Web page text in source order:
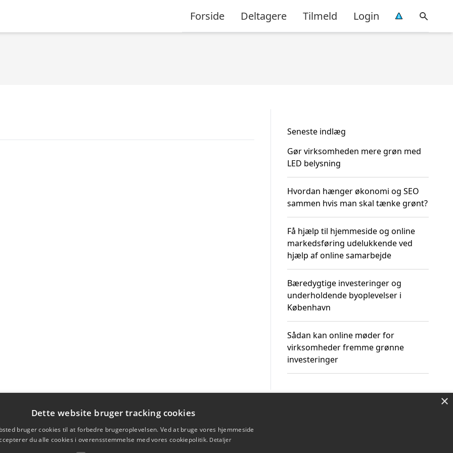
Forside Deltagere Tilmeld Login
Seneste indlæg
Gør virksomheden mere grøn med
LED belysning
Hvordan hænger økonomi og SEO
sammen hvis man skal tænke grønt?
Få hjælp til hjemmeside og online
markedsføring udelukkende ved
hjælp af online samarbejde
Bæredygtige investeringer og
underholdende byoplevelser i
København
Sådan kan online møder for
virksomheder fremme grønne
investeringer
×
Dette website bruger tracking cookies
bruger cookies til at forbedre brugeroplevelsen. Ved at bruge vores hjemmeside
du alle cookies i overensstemmelse med vores cookiepolitik. Detaljer